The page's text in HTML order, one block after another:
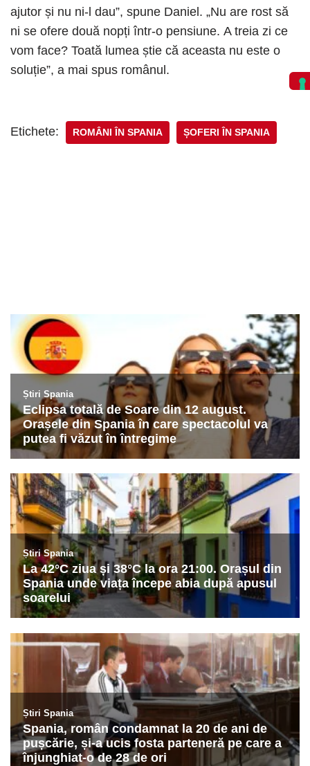
ajutor și nu ni-l dau”, spune Daniel. „Nu are rost să
ni se ofere două nopți într-o pensiune. A treia zi ce
vom face? Toată lumea știe că aceasta nu este o
soluție”, a mai spus românul.
Etichete: ROMÂNI ÎN SPANIA ȘOFERI ÎN SPANIA